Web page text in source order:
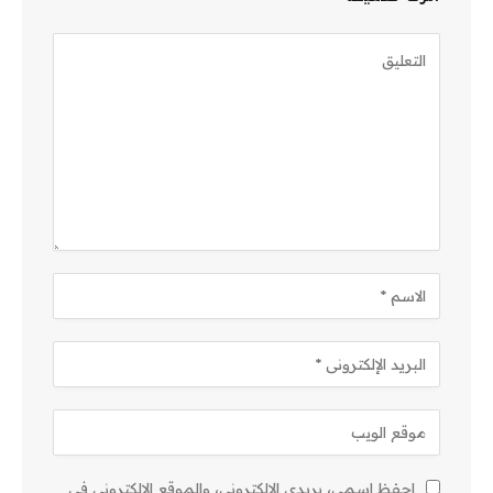
احفظ اسمي، بريدي الإلكتروني، والموقع الإلكتروني في